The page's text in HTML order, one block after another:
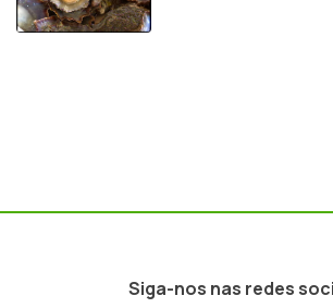
Siga-nos nas redes